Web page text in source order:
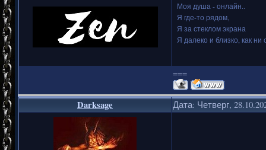
Моя душа - онлайн..
Я где-то рядом,
Я за стеклом экрана
Я далеко и близко, как ни
===
Darksage Дата: Четверг,